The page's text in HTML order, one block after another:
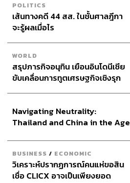
POLITICS
เส้นทางคดี 44 สส. ในชั้นศาลฎีกา
จะรู้ผลเมื่อไร
WORLD
สรุปภารกิจอนุทิน เยือนอินโดนีเซีย
ขับเคลื่อนการทูตเศรษฐกิจเชิงรุก
Navigating Neutrality:
Thailand and China in the Age
BUSINESS / ECONOMIC
วิเคราะห์ปรากฏการณ์คนแห่ขอสิน
เชื่อ CLICX อาจเป็นเพียงยอด